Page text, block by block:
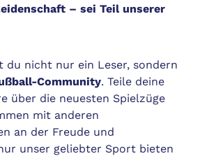
– sei Teil unserer
du nicht nur ein Leser, sondern
Community. Teile deine
über die neuesten Spielzüge
mit anderen
an der Freude und
unser geliebter Sport bieten